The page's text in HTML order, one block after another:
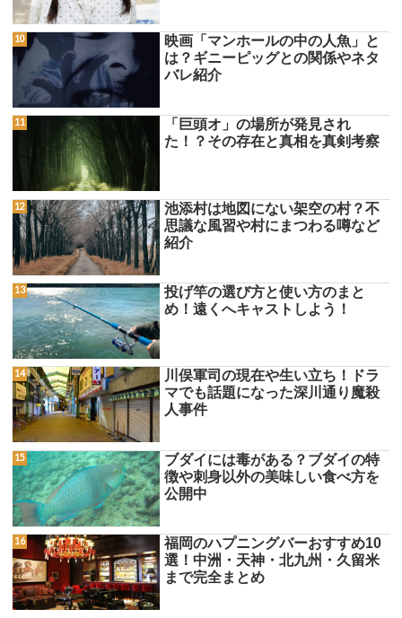
映画「マンホールの中の人魚」と
は？ギニーピッグとの関係やネタ
バレ紹介
「巨頭オ」の場所が発見され
た！？その存在と真相を真剣考察
池添村は地図にない架空の村？不
思議な風習や村にまつわる噂など
紹介
投げ竿の選び方と使い方のまと
め！遠くへキャストしよう！
川俣軍司の現在や生い立ち！ドラ
マでも話題になった深川通り魔殺
人事件
ブダイには毒がある？ブダイの特
徴や刺身以外の美味しい食べ方を
公開中
福岡のハプニングバーおすすめ10
選！中洲・天神・北九州・久留米
まで完全まとめ